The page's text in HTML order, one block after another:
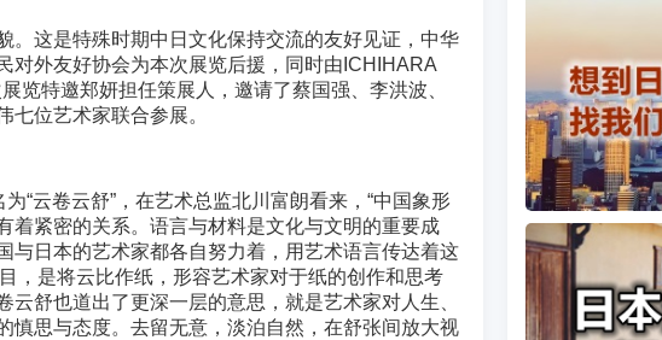
。这是特殊时期中日文化保持交流的友好见证，中华
对外友好协会为本次展览后援，同时由ICHIHARA
览特邀郑妍担任策展人，邀请了蔡国强、李洪波、
七位艺术家联合参展。
“云卷云舒”，在艺术总监北川富朗看来，“中国象形
着紧密的关系。语言与材料是文化与文明的重要成
与日本的艺术家都各自努力着，用艺术语言传达着这
，是将云比作纸，形容艺术家对于纸的创作和思考
舒也道出了更深一层的意思，就是艺术家对人生、
慎思与态度。去留无意，淡泊自然，在舒张间放大视